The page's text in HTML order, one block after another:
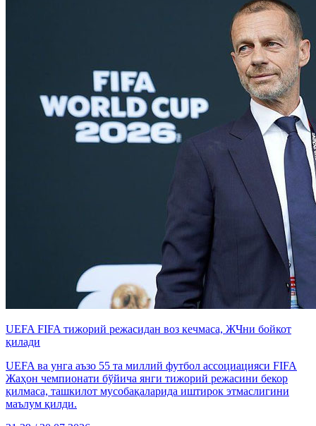
UEFA FIFA тижорий режасидан воз кечмаса, ЖЧни бойкот
қилади
UEFA ва унга аъзо 55 та миллий футбол ассоциацияси FIFA
Жаҳон чемпионати бўйича янги тижорий режасини бекор
қилмаса, ташкилот мусобақаларида иштирок этмаслигини
маълум қилди.